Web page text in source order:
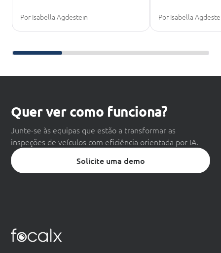
Por Isabella Agdestein Por Isabella
Deslize para continuar a leitura
Quer ver como funciona?
Junte-se às equipas que estão a transformar as
inspeções de veículos com eficiência orientada por IA.
Solicite uma demo